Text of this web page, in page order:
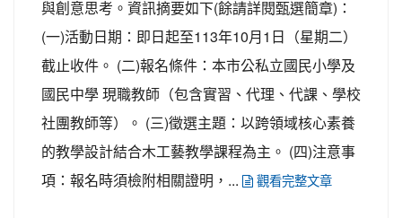
與創意思考。資訊摘要如下(餘請詳閱甄選簡章)：
(一)活動日期：即日起至113年10月1日（星期二）
截止收件。 (二)報名條件：本市公私立國民小學及
國民中學 現職教師（包含實習、代理、代課、學校
社團教師等）。 (三)徵選主題：以跨領域核心素養
的教學設計結合木工藝教學課程為主。 (四)注意事
項：報名時須檢附相關證明，...
觀看完整文章